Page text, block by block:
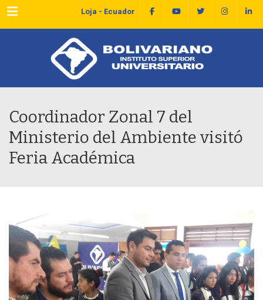
Menu Loja - Ecuador
Coordinador Zonal 7 del
Ministerio del Ambiente visitó
Feria Académica